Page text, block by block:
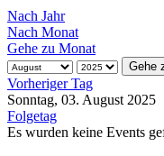
Nach Jahr
Nach Monat
Gehe zu Monat
Gehe
Vorheriger Tag
Sonntag, 03. August 2025
Folgetag
Es wurden keine Events